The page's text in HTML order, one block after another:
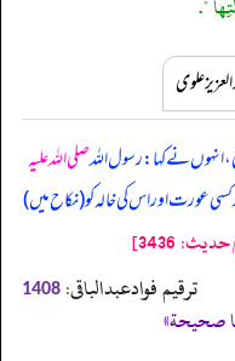
علوی
نے کہا: رسول اللہصلی اللہ علیہ
عورت اور اس کی خالہ کو (نکاح میں)
3436]
ترقیم فوادعبدالباقی: 1408
صحيحة»